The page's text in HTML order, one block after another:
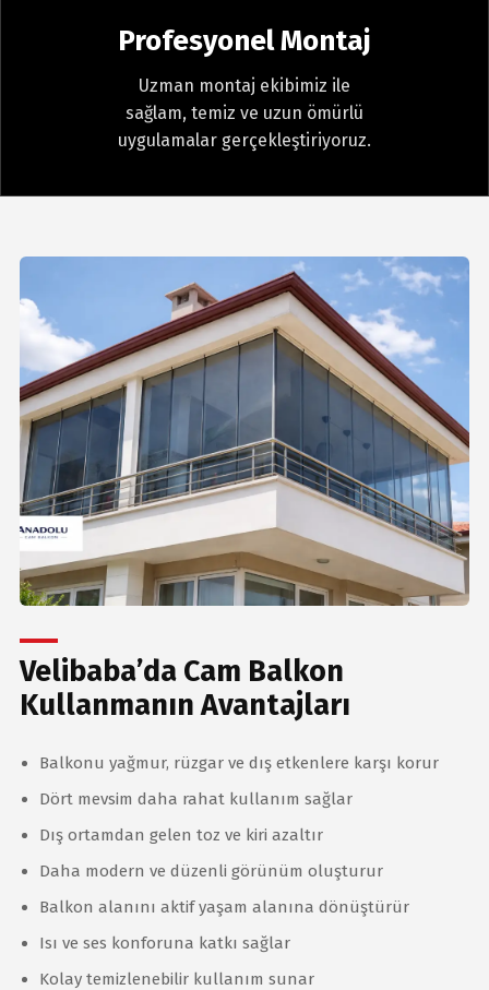
Profesyonel Montaj
Uzman montaj ekibimiz ile
sağlam, temiz ve uzun ömürlü
uygulamalar gerçekleştiriyoruz.
Velibaba’da Cam Balkon
Kullanmanın Avantajları
Balkonu yağmur, rüzgar ve dış etkenlere karşı korur
Dört mevsim daha rahat kullanım sağlar
Dış ortamdan gelen toz ve kiri azaltır
Daha modern ve düzenli görünüm oluşturur
Balkon alanını aktif yaşam alanına dönüştürür
Isı ve ses konforuna katkı sağlar
Kolay temizlenebilir kullanım sunar